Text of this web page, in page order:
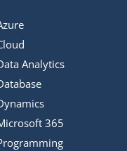
Analytics
365